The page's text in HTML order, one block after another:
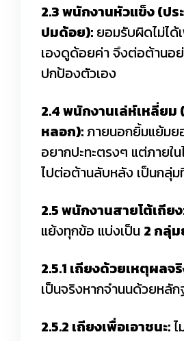
2.3 พนักงานหัวแข็ง (ป
ปมด้อย): ยอมรับผิดไม่ได้
เองดูด้อยค่า จึงต่อต้านอ
ปกป้องตัวเอง
2.4 พนักงานเล่ห์เหลี่ยม
หลอก):ภายนอกยิ้มแย้มย
อยากปะทะตรงๆ แต่ภายใ
ไปต่อต้านลับหลัง เป็นกลุ่
2.5 พนักงานสายโต้เถีย
แย้งทุกข้อ แบ่งเป็น 2 กลุ่
2.5.1 เถียงด้วยเหตุผลจ
เป็นจริงหากจำนนด้วยหลั
2.5.2 เถียงเพื่อเอาชนะ: